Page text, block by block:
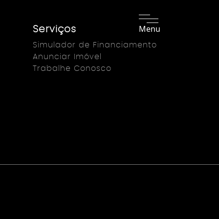
Menu
Serviços
Simulador de Financiamento
Anunciar Imóvel
Trabalhe Conosco